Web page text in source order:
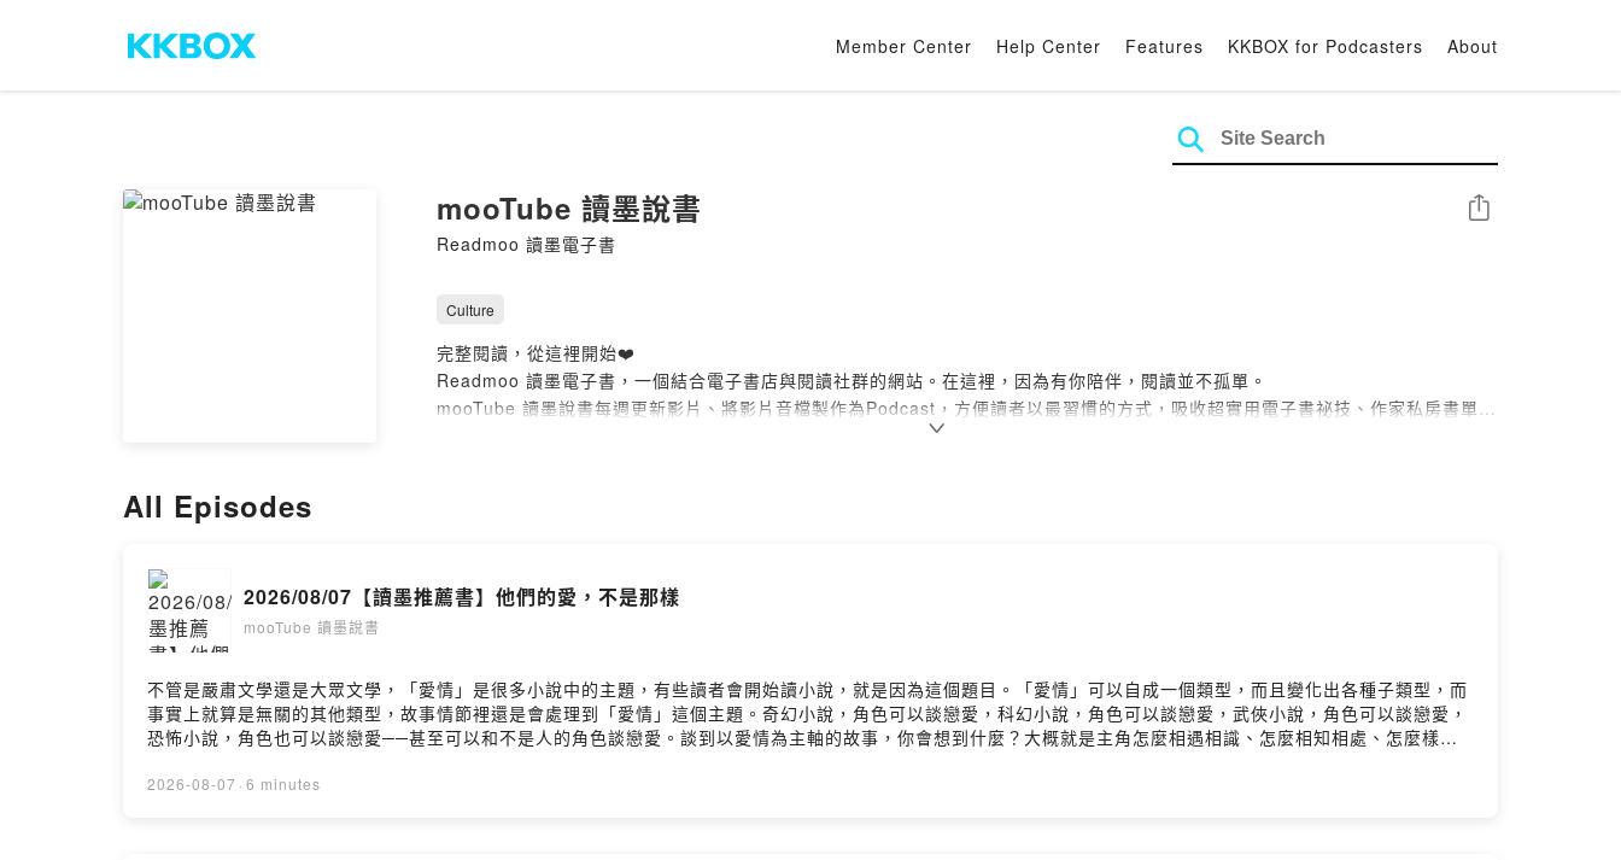
Member Center Help Center Features KKBOX for Podcasters About
mooTube 讀墨說書
Readmoo 讀墨電子書
Share
Culture
完整閱讀，從這裡開始❤️
Readmoo 讀墨電子書，一個結合電子書店與閱讀社群的網站。在這裡，因為有你陪伴，閱讀並不孤單。
mooTube 讀墨說書每週更新影片、將影片音檔製作為Podcast，方便讀者以最習慣的方式，吸收超實用電子書祕技、作家私房書單、
好康省錢心法等豐富內容。使閱讀貼近日常，更讓讀者能以閱讀解決生活大小事。
您還可從以下社群媒體發現Readmoo：
Readmoo Instagram：https://www.instagram.com/readmoo/
Readmoo Telegram：https://t.me/readmoo
Readmoo Plurk：https://www.plurk.com/readmoo
All Episodes
2026/08/07【讀墨推薦書】他們的愛，不是那樣
mooTube 讀墨說書
不管是嚴肅文學還是大眾文學，「愛情」是很多小說中的主題，有些讀者會開始讀小說，就是因為這個題目。「愛情」可以自成一個類型，而且變化出各種子類型，而
事實上就算是無關的其他類型，故事情節裡還是會處理到「愛情」這個主題。奇幻小說，角色可以談戀愛，科幻小說，角色可以談戀愛，武俠小說，角色可以談戀愛，
恐怖小說，角色也可以談戀愛──甚至可以和不是人的角色談戀愛。談到以愛情為主軸的故事，你會想到什麼？大概就是主角怎麼相遇相識、怎麼相知相處、怎麼樣面
流河》02:06 在相殺的陣營裡相愛：《輸掉時間戰爭的方法》02:53 在群星齊滅的末日之前：《時間迴旋》03:50 無限的重複與無限的排列組合：《無限的我們》
2026-08-07 · 6 minutes